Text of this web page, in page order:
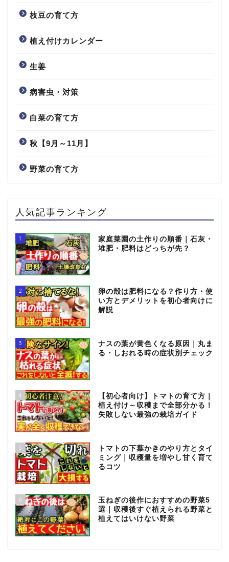
枝豆の育て方
植え付けカレンダー
生姜
病害虫・対策
白菜の育て方
秋【9月～11月】
野菜の育て方
人気記事ランキング
1
家庭菜園の土作りの順番｜石灰・
堆肥・肥料はどっちが先？
2
卵の殻は肥料になる？作り方・使
い方とデメリットを初心者向けに
解説
3
ナスの葉が黄色くなる原因｜丸ま
る・しおれる時の症状別チェック
4
【初心者向け】トマトの育て方｜
植え付け～収穫まで全部分かる！
失敗しない最強の栽培ガイド
5
トマトの下葉かきのやり方とタイ
ミング｜収穫量を増やし甘く育て
るコツ
6
玉ねぎの後作におすすめの野菜5
選｜収穫後すぐ植えられる野菜と
植えてはいけない野菜